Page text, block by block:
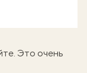
Это очень